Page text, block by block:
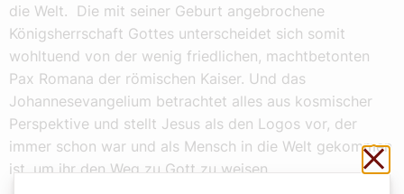
die Welt. Die mit seiner Geburt angebrochene
Königsherrschaft Gottes unterscheidet sich somit
wohltuend von der wenig friedlichen, machtbetonten
Pax Romana der römischen Kaiser. Und das
Johannesevangelium betrachtet alles aus kosmischer
Perspektive und stellt Jesus als den Logos vor, der
immer schon war und als Mensch in die Welt gekommen
ist, um ihr den Weg zu Gott zu weisen.